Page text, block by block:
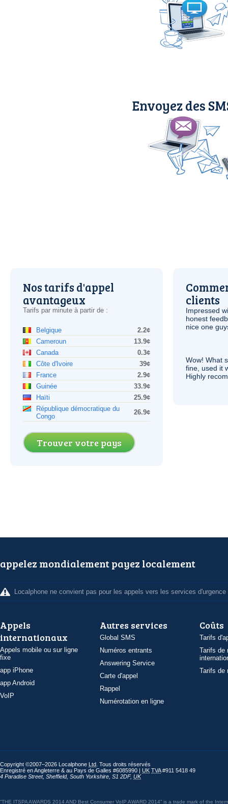
Envoyez des
Nos tarifs d'appel
avantageux
Tarifs par minute à partir de :
Belgique
2.2¢
Cameroun
13.9¢
Canada
0.3¢
Côte d'Ivoire
39¢
France
2.9¢
Guinée
33.9¢
Haïti
25.9¢
République démocratique du
Congo
26.9¢
Trouver votre pays
clients
Impressed
honest
nice one
Wow! What
fine, used it
Highly
appelez mondialement payez localement
Localphone ne convient pas pour les appels vers les services d'urgence
Appels
internationaux
Appels mobile ou sur ligne
fixe
app iPhone
app Android
VoIP
Autres services
Global SMS
Numéros entrants
Answering Service
Carte d'appel
Rappel
Numérotation en ligne
Coûts
Tarifs
Tarifs de
Tarifs de
Copyright ©2007–2026 Localphone Ltd . Tous droits réservés
Enregistré en Angleterre & au Pays de Galles #6085990 | UK TVA#911 5418 49
4 Paradise Street, Sheffield, South Yorkshire S1 2DF, UK
“THE ITSPA AWARDS 2014 AND Best Consumer VoIP AWARD 2014” is a trade mark of the